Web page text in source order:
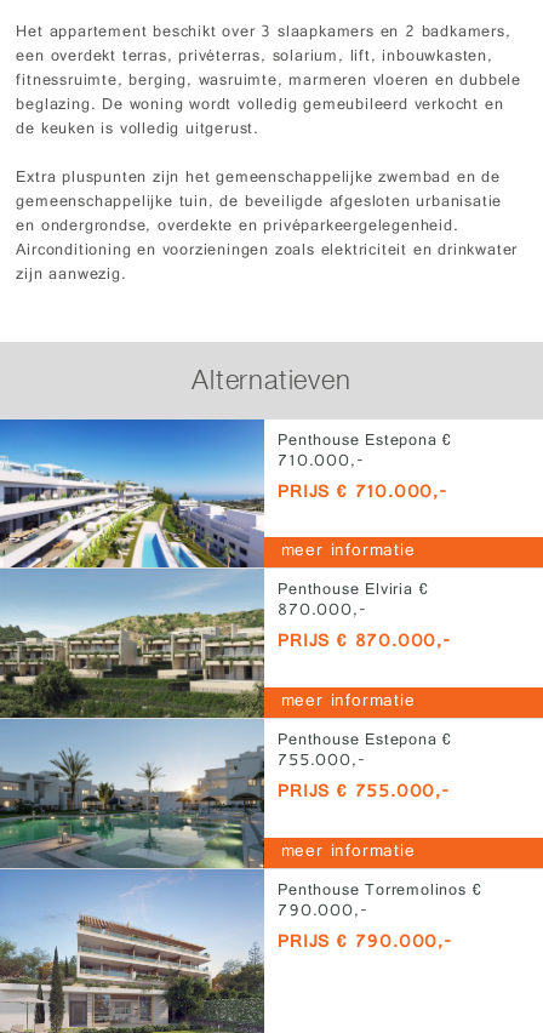
Het appartement beschikt over 3 slaapkamers en 2 badkamers,
een overdekt terras, privéterras, solarium, lift, inbouwkasten,
fitnessruimte, berging, wasruimte, marmeren vloeren en dubbele
beglazing. De woning wordt volledig gemeubileerd verkocht en
de keuken is volledig uitgerust.
Extra pluspunten zijn het gemeenschappelijke zwembad en de
gemeenschappelijke tuin, de beveiligde afgesloten urbanisatie
en ondergrondse, overdekte en privéparkeergelegenheid.
Airconditioning en voorzieningen zoals elektriciteit en drinkwater
zijn aanwezig.
Alternatieven
Penthouse Estepona €
710.000,-
PRIJS € 710.000,-
meer informatie
Penthouse Elviria €
870.000,-
PRIJS € 870.000,-
meer informatie
Penthouse Estepona €
755.000,-
PRIJS € 755.000,-
meer informatie
Penthouse Torremolinos €
790.000,-
PRIJS € 790.000,-